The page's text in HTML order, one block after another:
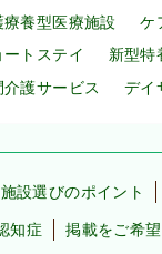
療養型医療施設
ケ
ートステイ
新型特
介護サービス
デイ
設選びのポイント
知症 掲載をご希